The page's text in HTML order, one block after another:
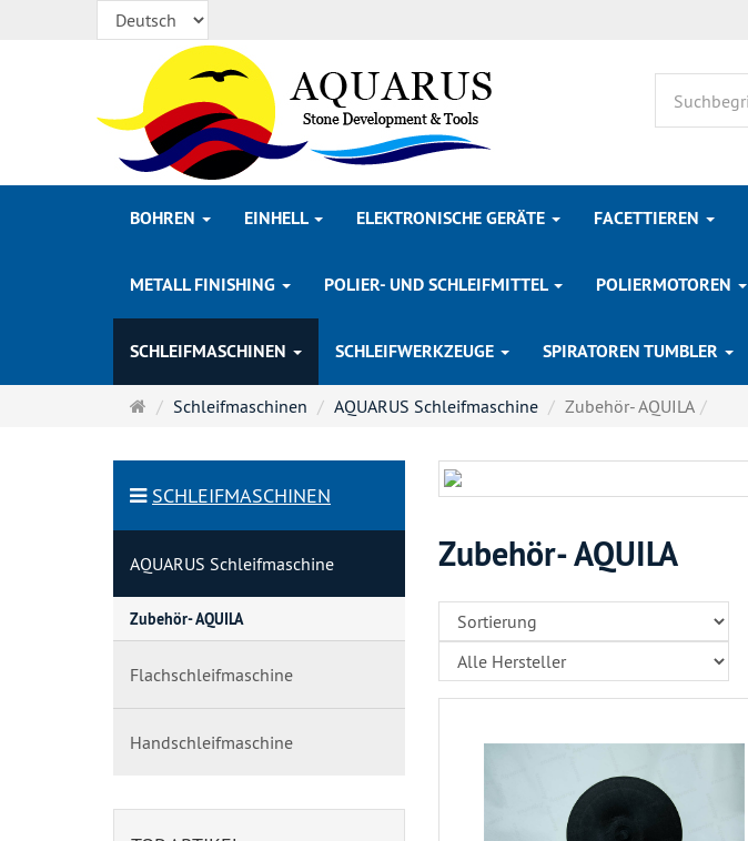
BOHREN EINHELL ELEKTRONISCHE GERÄTE FACETTIEREN
METALL FINISHING POLIER- UND SCHLEIFMITTEL POLIERMOTOREN
SCHLEIFMASCHINEN SCHLEIFWERKZEUGE SPIRATOREN TUMBLER
Startseite
Schleifmaschinen AQUARUS Schleifmaschine Zubehör- AQUILA
Zubehör- AQUILA
SCHLEIFMASCHINEN
AQUARUS Schleifmaschine
Zubehör- AQUILA
Flachschleifmaschine
Handschleifmaschine